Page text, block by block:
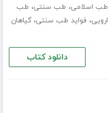
طب اسلامی، طب سنتی، طب
، فواید طب سنتی،گیاهان
دانلود کتاب